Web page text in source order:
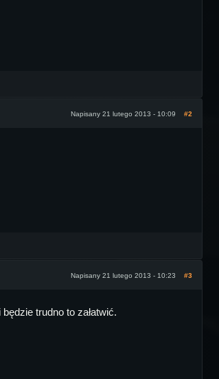
Napisany 21 lutego 2013 - 10:09 #2
Napisany 21 lutego 2013 - 10:23 #3
trudno to załatwić.